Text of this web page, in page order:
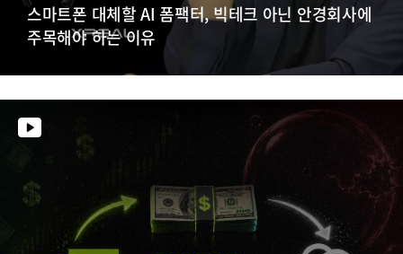
스마트폰 대체할 AI 폼팩터, 빅테크 아닌 안경회사에
주목해야 하는 이유